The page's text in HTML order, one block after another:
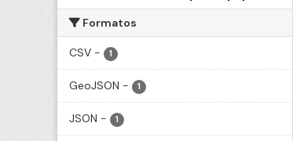
Formatos
CSV - 1
GeoJSON - 1
JSON - 1